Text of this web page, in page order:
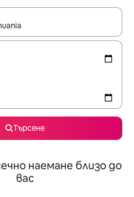
се покажат, използвайте
Търсене
наемане близо до
вас